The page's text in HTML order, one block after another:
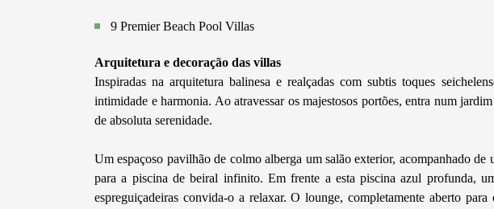
9 Premier Beach Pool Villas
Arquitetura e decoração das villas
Inspiradas na arquitetura balinesa e realçadas com subtis toques
intimidade e harmonia. Ao atravessar os majestosos portões, entra num
de absoluta serenidade.
Um espaçoso pavilhão de colmo alberga um salão exterior, acompanhado
para a piscina de beiral infinito. Em frente a esta piscina azul profunda,
espreguiçadeiras convida-o a relaxar. O lounge, completamente aberto